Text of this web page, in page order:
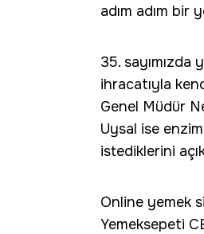
adım adım bir
35. sayımızda
ihracatıyla
Genel Müdür
Uysal ise
istediklerini
Online yemek
Yemeksepeti